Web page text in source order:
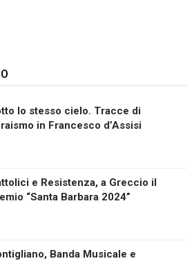
lo stesso cielo. Tracce di
in Francesco d’Assisi
e Resistenza, a Greccio il
“Santa Barbara 2024”
Banda Musicale e